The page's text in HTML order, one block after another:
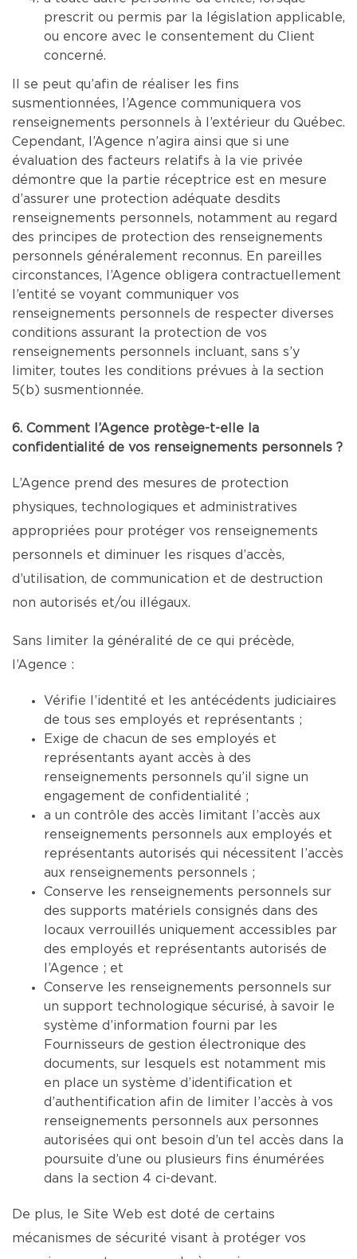
prescrit ou permis par la législation applicable,
ou encore avec le consentement du Client
concerné.
Il se peut qu’afin de réaliser les fins
susmentionnées, l’Agence communiquera vos
renseignements personnels à l’extérieur du Québec.
Cependant, l’Agence n’agira ainsi que si une
évaluation des facteurs relatifs à la vie privée
démontre que la partie réceptrice est en mesure
d’assurer une protection adéquate desdits
renseignements personnels, notamment au regard
des principes de protection des renseignements
personnels généralement reconnus. En pareilles
circonstances, l’Agence obligera contractuellement
l’entité se voyant communiquer vos
renseignements personnels de respecter diverses
conditions assurant la protection de vos
renseignements personnels incluant, sans s’y
limiter, toutes les conditions prévues à la section
5(b) susmentionnée.
6. Comment l’Agence protège-t-elle la
confidentialité de vos renseignements personnels ?
L’Agence prend des mesures de protection
physiques, technologiques et administratives
appropriées pour protéger vos renseignements
personnels et diminuer les risques d’accès,
d’utilisation, de communication et de destruction
non autorisés et/ou illégaux.
Sans limiter la généralité de ce qui précède,
l’Agence :
Vérifie l’identité et les antécédents judiciaires
de tous ses employés et représentants ;
Exige de chacun de ses employés et
représentants ayant accès à des
renseignements personnels qu’il signe un
engagement de confidentialité ;
a un contrôle des accès limitant l’accès aux
renseignements personnels aux employés et
représentants autorisés qui nécessitent l’accès
aux renseignements personnels ;
Conserve les renseignements personnels sur
des supports matériels consignés dans des
locaux verrouillés uniquement accessibles par
des employés et représentants autorisés de
l’Agence ; et
Conserve les renseignements personnels sur
un support technologique sécurisé, à savoir le
système d’information fourni par les
Fournisseurs de gestion électronique des
documents, sur lesquels est notamment mis
en place un système d’identification et
d’authentification afin de limiter l’accès à vos
renseignements personnels aux personnes
autorisées qui ont besoin d’un tel accès dans la
poursuite d’une ou plusieurs fins énumérées
dans la section 4 ci-devant.
De plus, le Site Web est doté de certains
mécanismes de sécurité visant à protéger vos